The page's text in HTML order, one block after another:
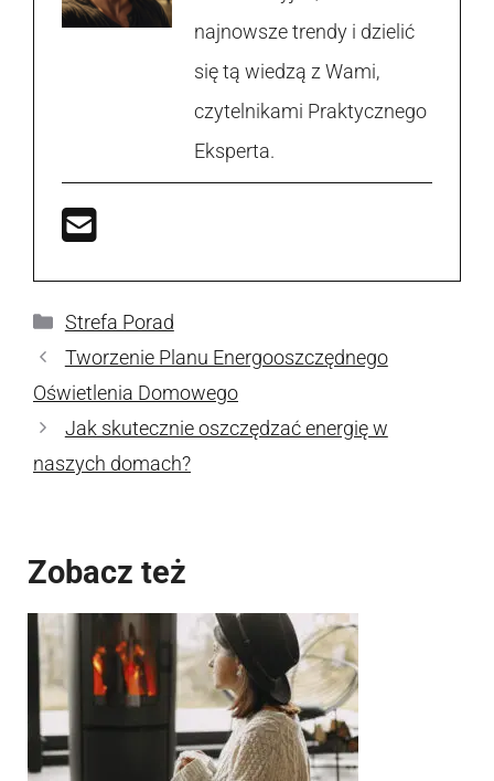
najnowsze trendy i dzielić
się tą wiedzą z Wami,
czytelnikami Praktycznego
Eksperta.
Kategorie
Strefa Porad
Tworzenie Planu Energooszczędnego
Oświetlenia Domowego
Jak skutecznie oszczędzać energię w
naszych domach?
Zobacz też